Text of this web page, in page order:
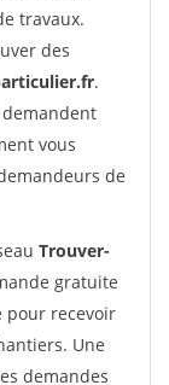
travaux.
des
.
vous
de
Trouver-
gratuite
pour recevoir
Une
demandes